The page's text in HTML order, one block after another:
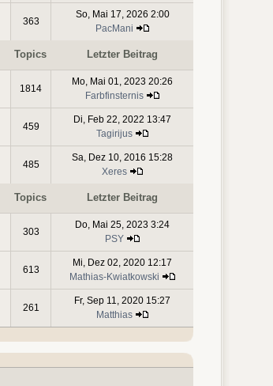
363
So, Mai 17, 2026 2:00
PacMani
Topics Letzter Beitrag
1814
Mo, Mai 01, 2023 20:26
Farbfinsternis
459
Di, Feb 22, 2022 13:47
Tagirijus
485
Sa, Dez 10, 2016 15:28
Xeres
Topics Letzter Beitrag
303
Do, Mai 25, 2023 3:24
PSY
613
Mi, Dez 02, 2020 12:17
Mathias-Kwiatkowski
261
Fr, Sep 11, 2020 15:27
Matthias